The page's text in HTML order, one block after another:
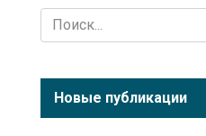
Search
for:
Новые публикации